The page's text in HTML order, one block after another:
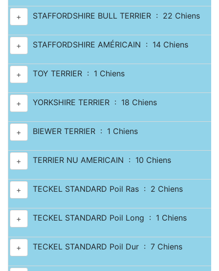
+ STAFFORDSHIRE BULL TERRIER : 22 Chiens
+ STAFFORDSHIRE AMÉRICAIN : 14 Chiens
+ TOY TERRIER : 1 Chiens
+ YORKSHIRE TERRIER : 18 Chiens
+ BIEWER TERRIER : 1 Chiens
+ TERRIER NU AMERICAIN : 10 Chiens
+ TECKEL STANDARD Poil Ras : 2 Chiens
+ TECKEL STANDARD Poil Long : 1 Chiens
+ TECKEL STANDARD Poil Dur : 7 Chiens